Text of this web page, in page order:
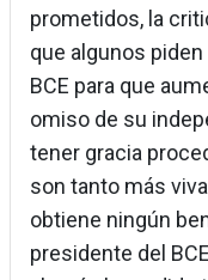
prometidos, la
que algunos piden
BCE para que
omiso de su
tener gracia
son tanto más
obtiene ningún
presidente del